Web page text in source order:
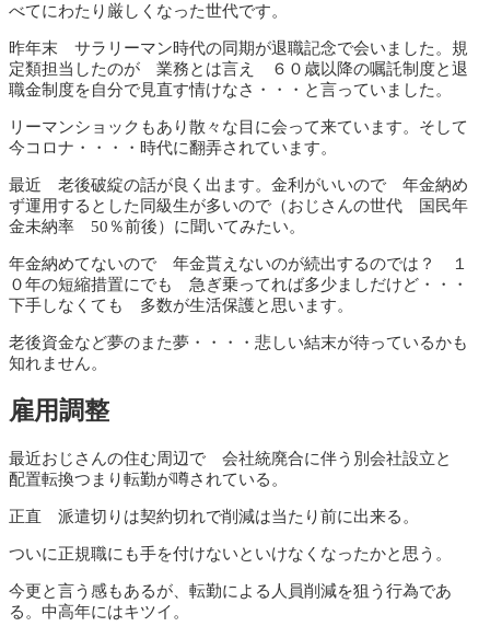
べてにわたり厳しくなった世代です。
昨年末 サラリーマン時代の同期が退職記念で会いました。規
定類担当したのが 業務とは言え ６０歳以降の嘱託制度と退
職金制度を自分で見直す情けなさ・・・と言っていました。
リーマンショックもあり散々な目に会って来ています。そして
今コロナ・・・・時代に翻弄されています。
最近 老後破綻の話が良く出ます。金利がいいので 年金納め
ず運用するとした同級生が多いので（おじさんの世代 国民年
金未納率 50％前後）に聞いてみたい。
年金納めてないので 年金貰えないのが続出するのでは？ １
０年の短縮措置にでも 急ぎ乗ってれば多少ましだけど・・・
下手しなくても 多数が生活保護と思います。
老後資金など夢のまた夢・・・・悲しい結末が待っているかも
知れません。
雇用調整
最近おじさんの住む周辺で 会社統廃合に伴う別会社設立と
配置転換つまり転勤が噂されている。
正直 派遣切りは契約切れで削減は当たり前に出来る。
ついに正規職にも手を付けないといけなくなったかと思う。
今更と言う感もあるが、転勤による人員削減を狙う行為であ
る。中高年にはキツイ。